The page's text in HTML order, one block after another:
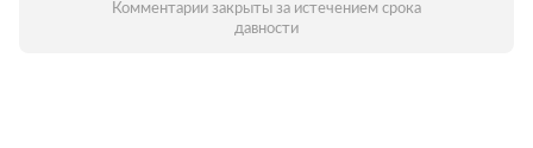
Комментарии закрыты за истечением срока
давности